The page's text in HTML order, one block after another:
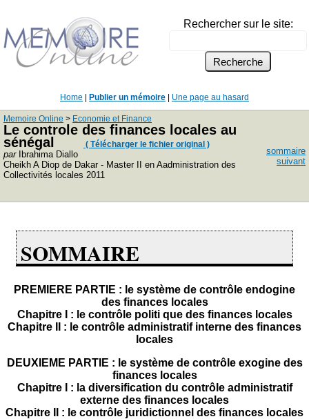
Rechercher sur le site:
Home Publier un mémoire Une page au hasard
Memoire Online > Economie et Finance
Le controle des finances locales au
sénégal
( Télécharger le fichier original )
parIbrahima Diallo
Cheikh A Diop de Dakar - Master II en Aadministration des
Collectivités locales 2011
sommaire
suivant
SOMMAIRE
PREMIERE PARTIE : le système de contrôle endogine
des finances locales
Chapitre I : le contrôle politi que des finances locales
Chapitre II : le contrôle administratif interne des finances
locales
DEUXIEME PARTIE : le système de contrôle exogine des
finances locales
Chapitre I : la diversification du contrôle administratif
externe des finances locales
Chapitre II : le contrôle juridictionnel des finances locales